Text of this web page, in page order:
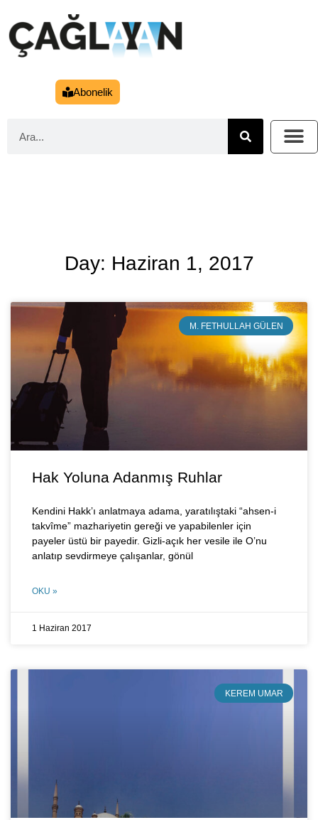
Abonelik
Day: Haziran 1, 2017
M. FETHULLAH GÜLEN
Hak Yoluna Adanmış Ruhlar
Kendini Hakk’ı anlatmaya adama, yaratılıştaki “ahsen-i
takvîme” mazhariyetin gereği ve yapabilenler için
payeler üstü bir payedir. Gizli-açık her vesile ile O’nu
anlatıp sevdirmeye çalışanlar, gönül
OKU »
1 Haziran 2017
KEREM UMAR